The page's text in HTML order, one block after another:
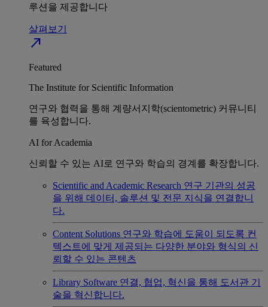
루션을 제공합니다
살펴보기
north_east
Featured
The Institute for Scientific Information
연구와 협력을 통해 계량서지학(scientometric) 커뮤니티
를 육성합니다.
AI for Academia
신뢰할 수 있는 AI로 연구와 학습의 경계를 확장합니다.
Scientific and Academic Research 연구 기관의 성공
을 위해 데이터, 솔루션 및 전문 지식을 연결합니
다.
Content Solutions 연구와 학습에 도움이 되도록 컨
텍스트에 맞게 제공되는 다양한 분야와 형식의 신
뢰할 수 있는 콘텐츠
Library Software 연결, 협업, 혁신을 통해 도서관 기
술을 혁신합니다.